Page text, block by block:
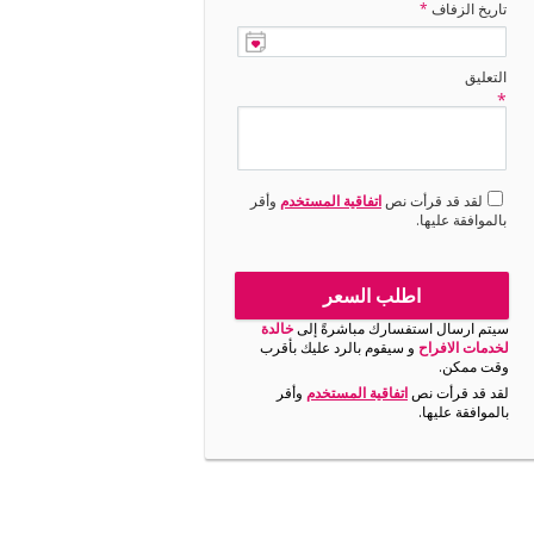
تاريخ الزفاف *
التعليق
*
لقد قد قرأت نصاتفاقية المستخدم وأقر
بالموافقة عليها.
اطلب السعر
سيتم ارسال استفسارك مباشرةً إلىخالدة
لخدمات الافراح و سيقوم بالرد عليك بأقرب
وقت ممكن.
لقد قد قرأت نصاتفاقية المستخدم وأقر
بالموافقة عليها.